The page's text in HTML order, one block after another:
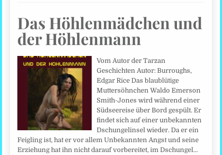
Das Höhlenmädchen und
der Höhlenmann
Vom Autor der Tarzan
Geschichten Autor: Burroughs,
Edgar Rice Das blaublütige
Muttersöhnchen Waldo Emerson
Smith-Jones wird während einer
Südseereise über Bord gespült. Er
findet sich auf einer unbekannten
Dschungelinsel wieder. Da er ein
Feigling ist, hat er vor allem Unbekannten Angst und seine
Erziehung hat ihn nicht darauf vorbereitet, im Dschungel…